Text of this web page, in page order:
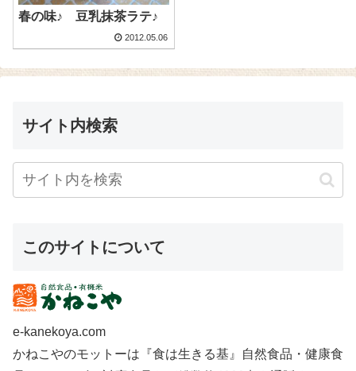
春の味♪ 豆乳抹茶ラテ♪
2012.05.06
サイト内検索
このサイトについて
e-kanekoya.com
かねこやのモットーは『食は生きる基』自然食品・健康食